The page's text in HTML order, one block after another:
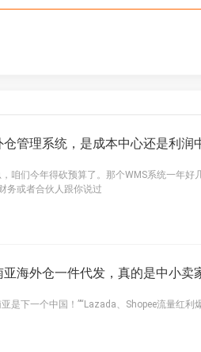
仓管理系统，是成本中心还是利润
，咱们今年得砍预算了。那个WMS系统一年
务或者合伙人跟你说过
亚海外仓一件代发，真的是中小卖
亚是下一个中国！”“Lazada、Shopee流量红